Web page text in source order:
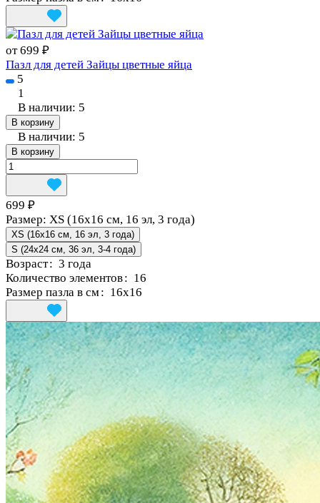
от 699 ₽
Пазл для детей Зайцы цветные яйца
5
1
В наличии: 5
В корзину
В наличии: 5
В корзину
699 ₽
Размер: XS (16x16 см, 16 эл, 3 года)
XS (16x16 см, 16 эл, 3 года)
S (24x24 см, 36 эл, 3-4 года)
Возраст: 3 года
Количество элементов: 16
Размер пазла в см: 16x16